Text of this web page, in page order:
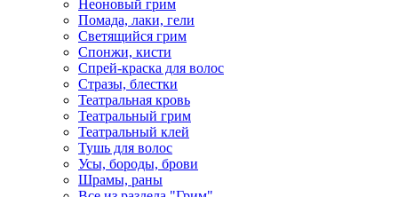
Неоновый грим
Помада, лаки, гели
Светящийся грим
Спонжи, кисти
Спрей-краска для волос
Стразы, блестки
Театральная кровь
Театральный грим
Театральный клей
Тушь для волос
Усы, бороды, брови
Шрамы, раны